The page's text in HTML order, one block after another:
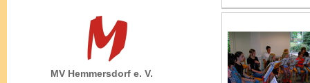
MV Hemmersdorf e. V.